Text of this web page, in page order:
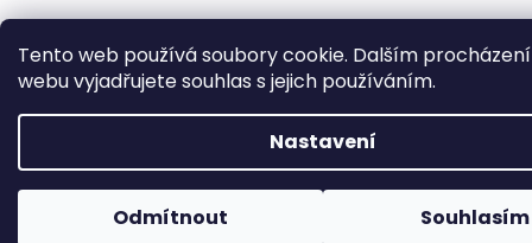
Tento web používá soubory cookie. Dalším
webu vyjadřujete souhlas s jejich používáním.
Nastavení
Odmítnout Souhlasím